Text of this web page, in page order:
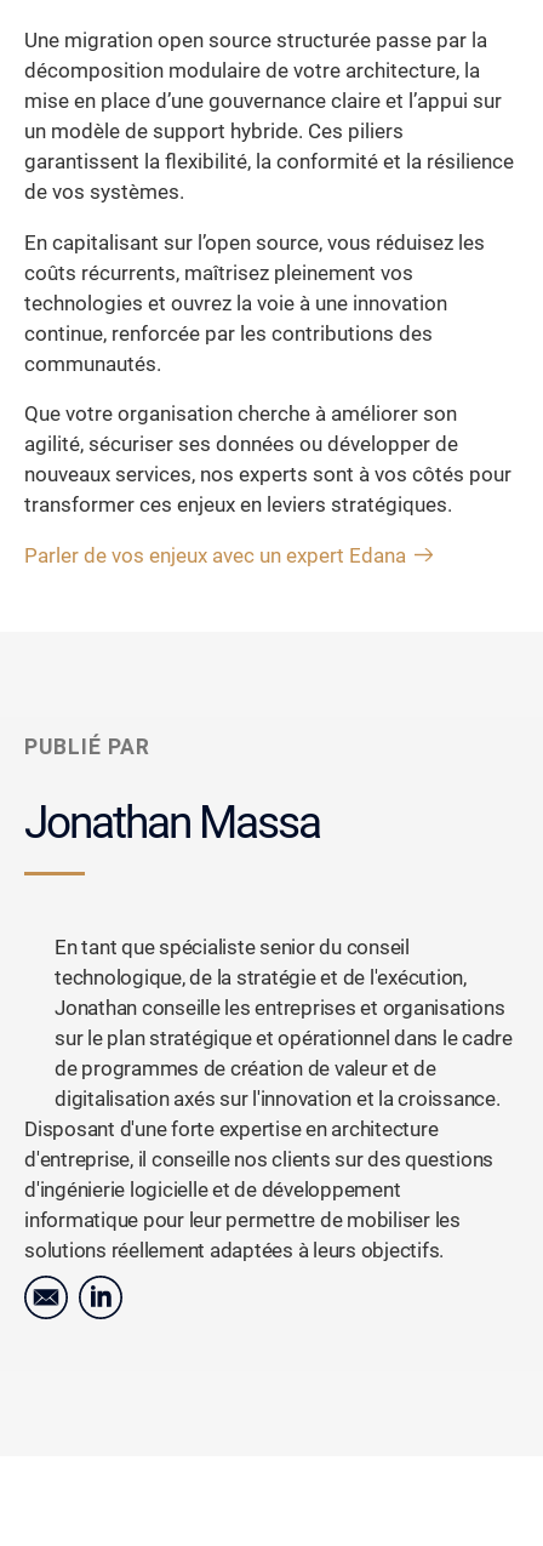
Une migration open source structurée passe par la
décomposition modulaire de votre architecture, la
mise en place d’une gouvernance claire et l’appui sur
un modèle de support hybride. Ces piliers
garantissent la flexibilité, la conformité et la résilience
de vos systèmes.
En capitalisant sur l’open source, vous réduisez les
coûts récurrents, maîtrisez pleinement vos
technologies et ouvrez la voie à une innovation
continue, renforcée par les contributions des
communautés.
Que votre organisation cherche à améliorer son
agilité, sécuriser ses données ou développer de
nouveaux services, nos experts sont à vos côtés pour
transformer ces enjeux en leviers stratégiques.
Parler de vos enjeux avec un expert Edana
PUBLIÉ PAR
Jonathan Massa
En tant que spécialiste senior du conseil
technologique, de la stratégie et de l'exécution,
Jonathan conseille les entreprises et organisations
sur le plan stratégique et opérationnel dans le cadre
de programmes de création de valeur et de
digitalisation axés sur l'innovation et la croissance.
Disposant d'une forte expertise en architecture
d'entreprise, il conseille nos clients sur des questions
d'ingénierie logicielle et de développement
informatique pour leur permettre de mobiliser les
solutions réellement adaptées à leurs objectifs.